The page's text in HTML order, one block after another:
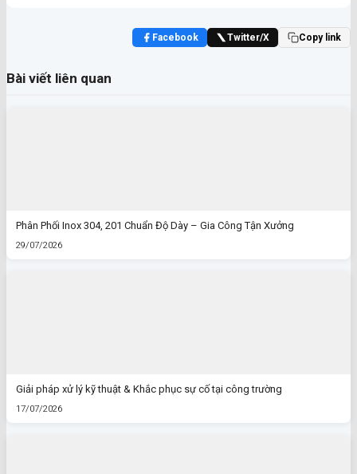
Facebook Twitter/X Copy link
Bài viết liên quan
Phân Phối Inox 304, 201 Chuẩn Độ Dày – Gia Công Tận Xưởng
29/07/2026
Giải pháp xử lý kỹ thuật & Khắc phục sự cố tại công trường
17/07/2026